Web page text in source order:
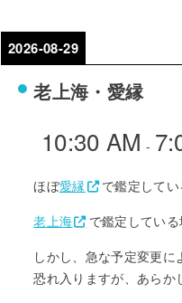
2026-08-29
老上海・愛縁
10:30 AM -
ほぼ愛縁
で鑑定して
老上海
で鑑定している
しかし、急な予定変更に
恐れ入りますが、あらか